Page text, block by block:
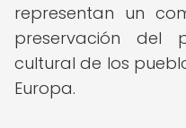
representan un
preservación del
cultural de los
Europa.